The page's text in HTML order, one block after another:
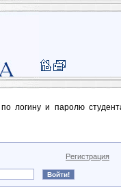
логину и паролю
Регистрация